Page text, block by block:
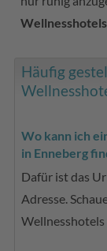
Häufig
Wo kann ich
in Enneberg
Dafür ist das
Adresse.
Wellnesshotels